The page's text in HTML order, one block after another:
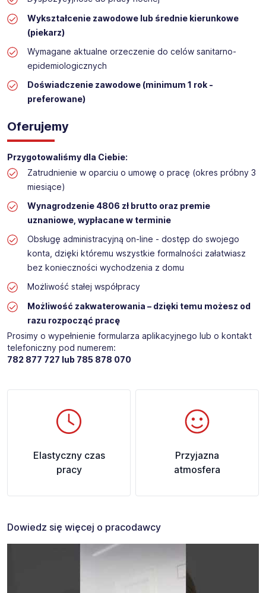
Wykształcenie zawodowe lub średnie kierunkowe
(piekarz)
Wymagane aktualne orzeczenie do celów sanitarno-
epidemiologicznych
Doświadczenie zawodowe (minimum 1 rok -
preferowane)
Oferujemy
Przygotowaliśmy dla Ciebie:
Zatrudnienie w oparciu o umowę o pracę (okres próbny 3
miesiące)
Wynagrodzenie 4806 zł brutto oraz premie
uznaniowe, wypłacane w terminie
Obsługę administracyjną on-line - dostęp do swojego
konta, dzięki któremu wszystkie formalności załatwiasz
bez konieczności wychodzenia z domu
Możliwość stałej współpracy
Możliwość zakwaterowania – dzięki temu możesz od
razu rozpocząć pracę
Prosimy o wypełnienie formularza aplikacyjnego lub o kontakt
telefoniczny pod numerem:
782 877 727 lub 785 878 070​​
Elastyczny czas
pracy
Przyjazna
atmosfera
Dowiedz się więcej o pracodawcy